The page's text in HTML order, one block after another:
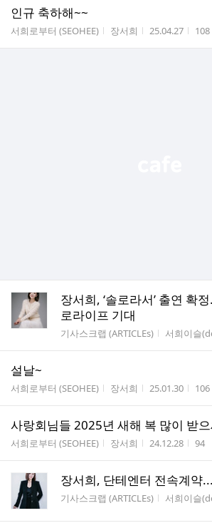
인규 축하해~~
게시판명
서희로부터 (SEOHEE) 작성자
장서희 작성시간
25.04.27 조회
108
장서희, ‘솔로라서’ 출연 확
로라이프 기대
게시판명
기사스크랩 (ARTICLEs) 작성자
서희이슬
설날~
게시판명
서희로부터 (SEOHEE) 작성자
장서희 작성시간
25.01.30 조회
106
사랑회님들 2025년 새해 복 많이 받
게시판명
서희로부터 (SEOHEE) 작성자
장서희 작성시간
24.12.28 조회
94
장서희, 단테엔터 전속계약
게시판명
기사스크랩 (ARTICLEs) 작성자
서희이슬